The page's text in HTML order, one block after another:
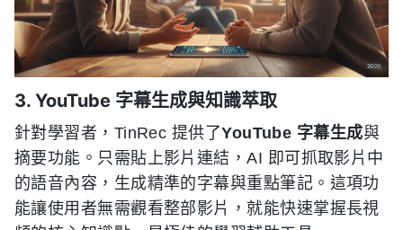
3. YouTube 字幕生成與知識萃取
針對學習者，TinRec 提供了YouTube 字幕生成與
摘要功能。只需貼上影片連結，AI 即可抓取影片中
的語音內容，生成精準的字幕與重點筆記。這項功
能讓使用者無需觀看整部影片，就能快速掌握長視